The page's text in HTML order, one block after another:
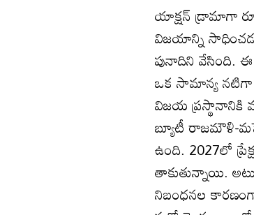
యాక్షన్ డ్రామాగా
విజయాన్ని
పునాదిని వేసింది.
ఒక సామాన్య నటిగా
విజయ ప్రస్థానానికి
బ్యూటీ రాజమౌళి-
ఉంది. 2027లో
తాకుతున్నాయి.
నిబంధనల